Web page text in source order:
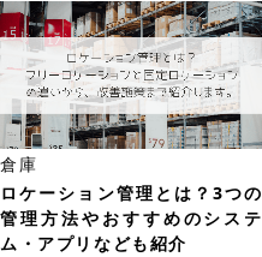
倉庫
ロケーション管理とは？3つの
管理方法やおすすめのシステ
ム・アプリなども紹介